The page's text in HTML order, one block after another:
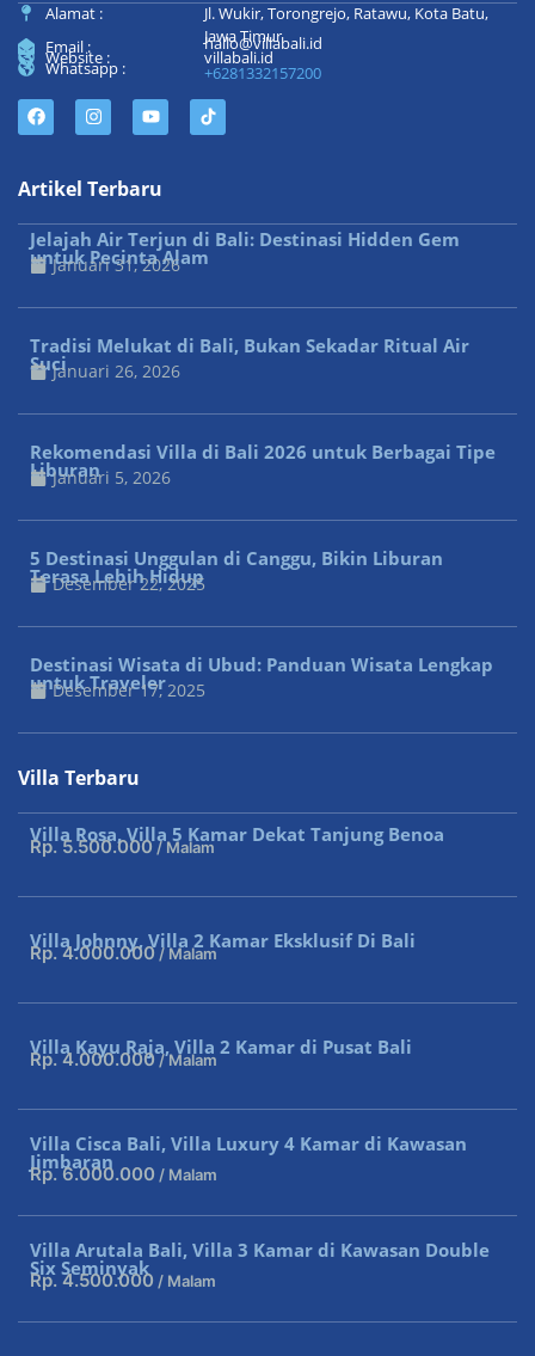
Alamat :
Jl. Wukir, Torongrejo, Ratawu, Kota Batu,
Jawa Timur
Email : hallo@villabali.id
Website : villabali.id
Whatsapp : +6281332157200
Artikel Terbaru
Jelajah Air Terjun di Bali: Destinasi Hidden Gem
untuk Pecinta Alam
Januari 31, 2026
Tradisi Melukat di Bali, Bukan Sekadar Ritual Air
SuciJanuari 26, 2026
Rekomendasi Villa di Bali 2026 untuk Berbagai Tipe
Liburan
Januari 5, 2026
5 Destinasi Unggulan di Canggu, Bikin Liburan
Terasa Lebih Hidup
Desember 22, 2025
Destinasi Wisata di Ubud: Panduan Wisata Lengkap
untuk Traveler
Desember 17, 2025
Villa Terbaru
Villa Rosa, Villa 5 Kamar Dekat Tanjung Benoa
Rp. 5.500.000/ Malam
Villa Johnny, Villa 2 Kamar Eksklusif Di Bali
Rp. 4.000.000/ Malam
Villa Kayu Raja, Villa 2 Kamar di Pusat Bali
Rp. 4.000.000/ Malam
Villa Cisca Bali, Villa Luxury 4 Kamar di Kawasan
Jimbaran
Rp. 6.000.000 / Malam
Villa Arutala Bali, Villa 3 Kamar di Kawasan Double
Six Seminyak
Rp. 4.500.000 / Malam